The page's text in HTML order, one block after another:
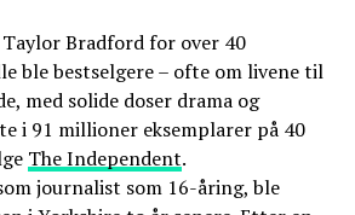
Bradford for over 40
ble bestselgere – ofte om livene til
med solide doser drama og
i 91 millioner eksemplarer på 40
The Independent.
journalist som 16-åring, ble